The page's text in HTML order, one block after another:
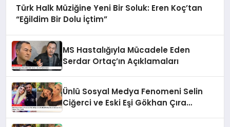
Türk Halk Müziğine Yeni Bir Soluk: Eren Koç’tan
“Eğildim Bir Dolu İçtim”
MS Hastalığıyla Mücadele Eden
Serdar Ortaç’ın Açıklamaları
Ünlü Sosyal Medya Fenomeni Selin
Ciğerci ve Eski Eşi Gökhan Çıra